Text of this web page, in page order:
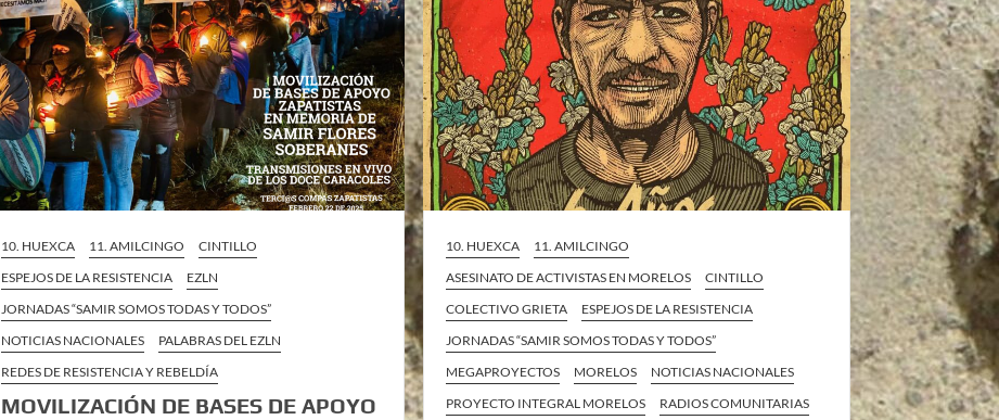
10. HUEXCA 11. AMILCINGO
CINTILLO
ESPEJOS DE LA RESISTENCIA
EZLN
JORNADAS “SAMIR SOMOS TODAS Y TODOS”
NOTICIAS NACIONALES
PALABRAS DEL EZLN
REDES DE RESISTENCIA Y REBELDÍA
MOVILIZACIÓN DE BASES DE APOYO
10. HUEXCA
11. AMILCINGO
ASESINATO DE ACTIVISTAS EN MORELOS
CINTILLO
COLECTIVO GRIETA
ESPEJOS DE LA RESISTENCIA
JORNADAS “SAMIR SOMOS TODAS Y TODOS”
MEGAPROYECTOS
MORELOS
NOTICIAS NACIONALES
PROYECTO INTEGRAL MORELOS
RADIOS COMUNITARIAS